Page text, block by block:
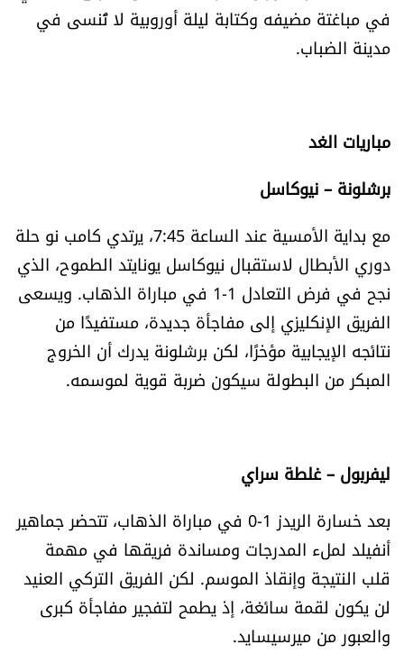
في مباغتة مضيفه وكتابة ليلة أوروبية لا تُنسى في
مدينة الضباب.
مباريات الغد
برشلونة – نيوكاسل
مع بداية الأمسية عند الساعة 7:45، يرتدي كامب نو حلة
دوري الأبطال لاستقبال نيوكاسل يونايتد الطموح، الذي
نجح في فرض التعادل 1-1 في مباراة الذهاب. ويسعى
الفريق الإنكليزي إلى مفاجأة جديدة، مستفيدًا من
نتائجه الإيجابية مؤخرًا، لكن برشلونة يدرك أن الخروج
المبكر من البطولة سيكون ضربة قوية لموسمه.
ليفربول – غلطة سراي
بعد خسارة الريدز 1-0 في مباراة الذهاب، تتحضر جماهير
أنفيلد لملء المدرجات ومساندة فريقها في مهمة
قلب النتيجة وإنقاذ الموسم. لكن الفريق التركي العنيد
لن يكون لقمة سائغة، إذ يطمح لتفجير مفاجأة كبرى
والعبور من ميرسيسايد.